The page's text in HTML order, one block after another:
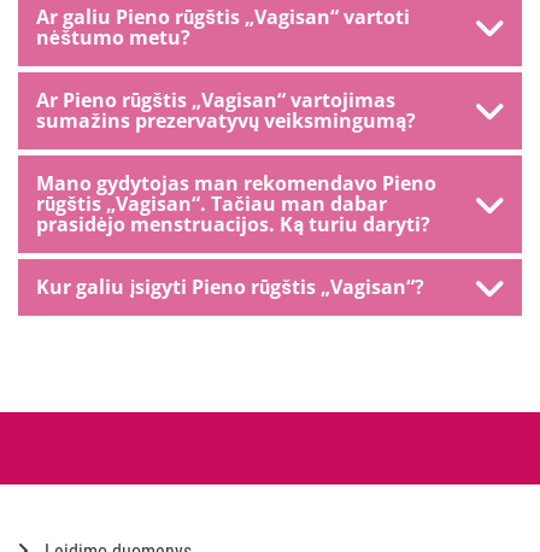
Ar galiu Pieno rūgštis „Vagisan“ vartoti
nėštumo metu?
Ar Pieno rūgštis „Vagisan“ vartojimas
sumažins prezervatyvų veiksmingumą?
Mano gydytojas man rekomendavo Pieno
rūgštis „Vagisan“. Tačiau man dabar
prasidėjo menstruacijos. Ką turiu daryti?
Kur galiu įsigyti Pieno rūgštis „Vagisan“?